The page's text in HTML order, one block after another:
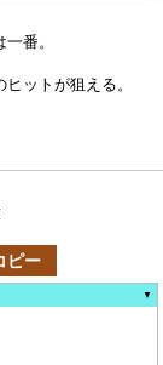
番。
ットが狙える。
ピー